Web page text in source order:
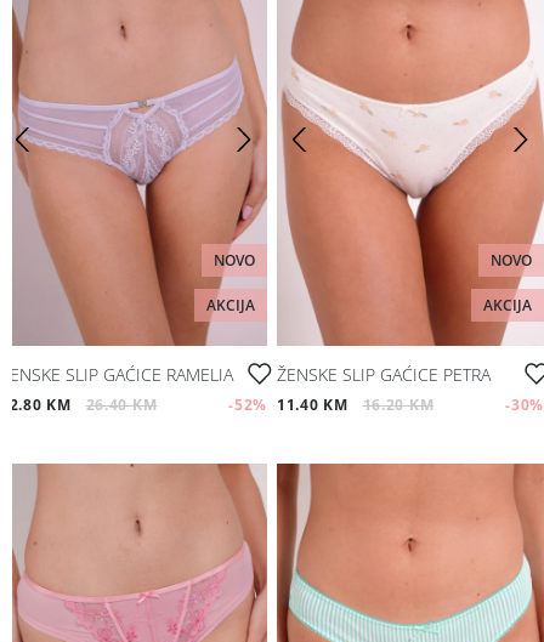
NOVO
AKCIJA
ŽENSKE SLIP GAĆICE RAMELIA
12.80 KM 26.40 KM -52%
NOVO
AKCIJA
ŽENSKE SLIP GAĆICE PETRA
11.40 KM 16.20 KM -30%